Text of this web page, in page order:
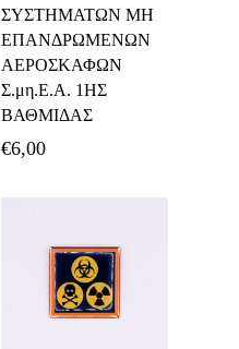
ΣΥΣΤΗΜΑΤΩΝ ΜΗ
ΕΠΑΝΔΡΩΜΕΝΩΝ
ΑΕΡΟΣΚΑΦΩΝ
Σ.μη.Ε.Α. 1ΗΣ
ΒΑΘΜΙΔΑΣ
€6,00